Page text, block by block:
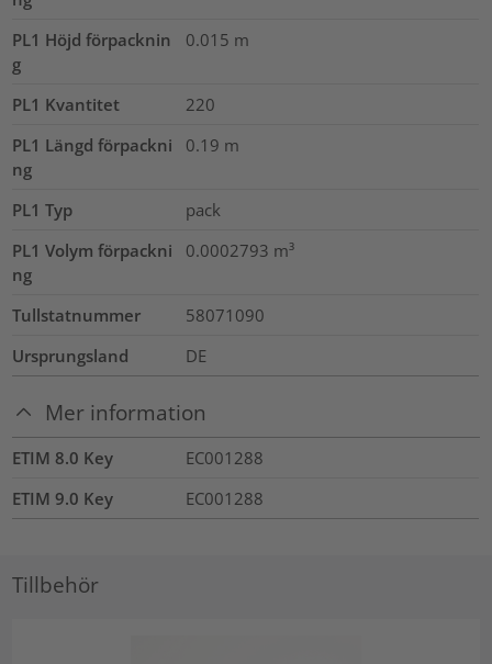
PL1 Höjd förpacknin
g
0.015 m
PL1 Kvantitet
220
PL1 Längd förpackni
ng
0.19 m
PL1 Typ
pack
PL1 Volym förpackni
ng
0.0002793 m³
Tullstatnummer
58071090
Ursprungsland
DE
Mer information
ETIM 8.0 Key
EC001288
ETIM 9.0 Key
EC001288
Tillbehör